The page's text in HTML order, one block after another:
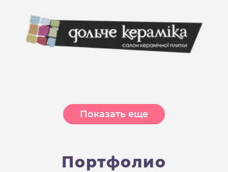
Показать еще
Портфолио